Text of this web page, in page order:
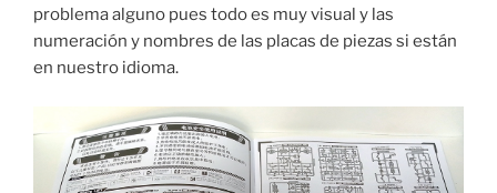
problema alguno pues todo es muy visual y las
numeración y nombres de las placas de piezas si están
en nuestro idioma.